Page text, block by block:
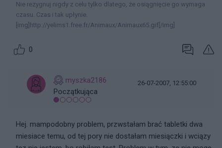
Nie rezygnuj nigdy z celu tylko dlatego, że osiągnięcie go wymaga
czasu. Czas i tak upłynie.
[img]http://yelims1.free.fr/Animaux/Animaux65.gif[/img]
0
myszka2186
Początkująca
26-07-2007, 12:55:00
Hej. mampodobny problem, przwstałam brać tabletki dwa
miesiace temu, od tej pory nie dostałam miesiączki i wciązy